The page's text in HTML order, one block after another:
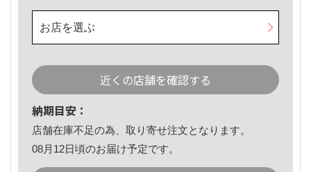
お店を選ぶ
近くの店舗を確認する
納期目安：
店舗在庫不足の為、取り寄せ注文となります。
08月12日頃のお届け予定です。